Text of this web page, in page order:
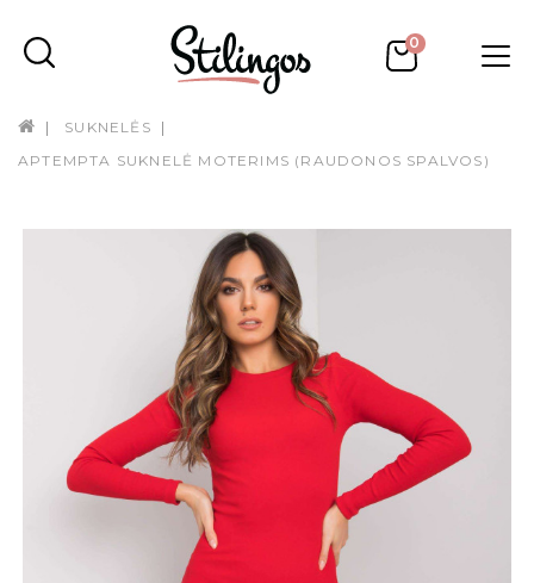
0
SUKNELĖS
APTEMPTA SUKNELĖ MOTERIMS (RAUDONOS SPALVOS)